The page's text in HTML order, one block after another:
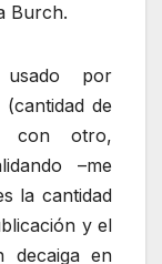
Burch.
por
de
con otro,
–me
la cantidad
y el
decaiga en